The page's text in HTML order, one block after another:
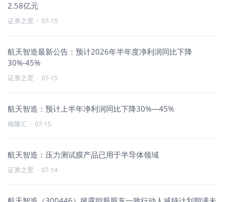
2.58亿元
证券之星 · 07-15
航天智造最新公告：预计2026年半年度净利润同比下降
30%-45%
证券之星 · 07-15
航天智造：预计上半年净利润同比下降30%—45%
格隆汇 · 07-15
航天智造：压力测试膜产品已用于半导体领域
证券之星 · 07-14